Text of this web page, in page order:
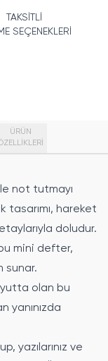
TAKSİTLİ
SEÇENEKLERİ
ÜRÜN
not tutmayı
tasarımı, hareket
doludur.
bu mini defter,
sunar.
olan bu
yanınızda
yazılarınız ve